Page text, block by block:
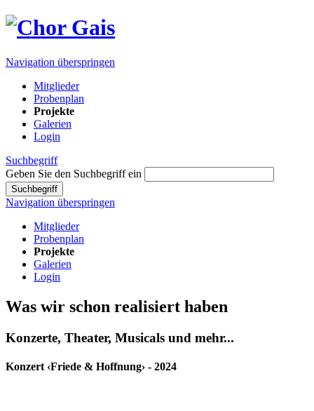
Navigation überspringen
Mitglieder
Probenplan
Projekte
Galerien
Login
Suchbegriff
Geben Sie den Suchbegriff ein
Suchbegriff
Navigation überspringen
Mitglieder
Probenplan
Projekte
Galerien
Login
Was wir schon realisiert haben
Konzerte, Theater, Musicals und mehr...
Konzert ‹Friede & Hoffnung› - 2024